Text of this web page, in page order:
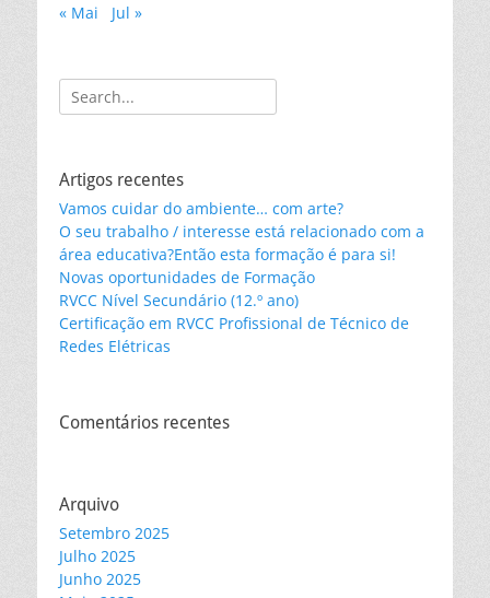
« Mai Jul »
Search
for:
Artigos recentes
Vamos cuidar do ambiente… com arte?
O seu trabalho / interesse está relacionado com a
área educativa?Então esta formação é para si!
Novas oportunidades de Formação
RVCC Nível Secundário (12.º ano)
Certificação em RVCC Profissional de Técnico de
Redes Elétricas
Comentários recentes
Arquivo
Setembro 2025
Julho 2025
Junho 2025